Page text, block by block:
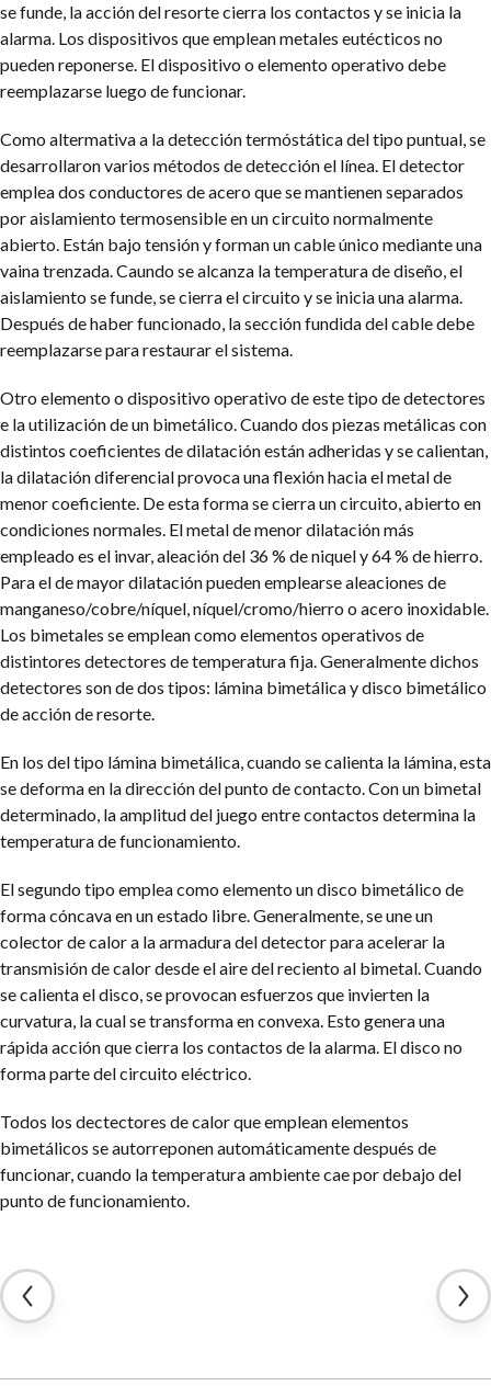
se funde, la acción del resorte cierra los contactos y se inicia la
alarma. Los dispositivos que emplean metales eutécticos no
pueden reponerse. El dispositivo o elemento operativo debe
reemplazarse luego de funcionar.
Como altermativa a la detección termóstática del tipo puntual, se
desarrollaron varios métodos de detección el línea. El detector
emplea dos conductores de acero que se mantienen separados
por aislamiento termosensible en un circuito normalmente
abierto. Están bajo tensión y forman un cable único mediante una
vaina trenzada. Caundo se alcanza la temperatura de diseño, el
aislamiento se funde, se cierra el circuito y se inicia una alarma.
Después de haber funcionado, la sección fundida del cable debe
reemplazarse para restaurar el sistema.
Otro elemento o dispositivo operativo de este tipo de detectores
e la utilización de un bimetálico. Cuando dos piezas metálicas con
distintos coeficientes de dilatación están adheridas y se calientan,
la dilatación diferencial provoca una flexión hacia el metal de
menor coeficiente. De esta forma se cierra un circuito, abierto en
condiciones normales. El metal de menor dilatación más
empleado es el invar, aleación del 36 % de niquel y 64 % de hierro.
Para el de mayor dilatación pueden emplearse aleaciones de
manganeso/cobre/níquel, níquel/cromo/hierro o acero inoxidable.
Los bimetales se emplean como elementos operativos de
distintores detectores de temperatura fija. Generalmente dichos
detectores son de dos tipos: lámina bimetálica y disco bimetálico
de acción de resorte.
En los del tipo lámina bimetálica, cuando se calienta la lámina, esta
se deforma en la dirección del punto de contacto. Con un bimetal
determinado, la amplitud del juego entre contactos determina la
temperatura de funcionamiento.
El segundo tipo emplea como elemento un disco bimetálico de
forma cóncava en un estado libre. Generalmente, se une un
colector de calor a la armadura del detector para acelerar la
transmisión de calor desde el aire del reciento al bimetal. Cuando
se calienta el disco, se provocan esfuerzos que invierten la
curvatura, la cual se transforma en convexa. Esto genera una
rápida acción que cierra los contactos de la alarma. El disco no
forma parte del circuito eléctrico.
Todos los dectectores de calor que emplean elementos
bimetálicos se autorreponen automáticamente después de
funcionar, cuando la temperatura ambiente cae por debajo del
punto de funcionamiento.